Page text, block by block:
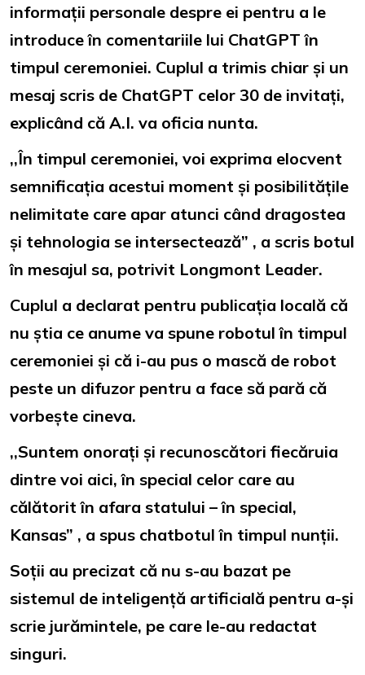
informații personale despre ei pentru a le
introduce în comentariile lui ChatGPT în
timpul ceremoniei. Cuplul a trimis chiar și un
mesaj scris de ChatGPT celor 30 de invitați,
explicând că A.I. va oficia nunta.
,,În timpul ceremoniei, voi exprima elocvent
semnificația acestui moment și posibilitățile
nelimitate care apar atunci când dragostea
și tehnologia se intersectează” , a scris botul
în mesajul sa, potrivit Longmont Leader.
Cuplul a declarat pentru publicația locală că
nu știa ce anume va spune robotul în timpul
ceremoniei și că i-au pus o mască de robot
peste un difuzor pentru a face să pară că
vorbește cineva.
,,Suntem onorați și recunoscători fiecăruia
dintre voi aici, în special celor care au
călătorit în afara statului – în special,
Kansas” , a spus chatbotul în timpul nunții.
Soții au precizat că nu s-au bazat pe
sistemul de inteligență artificială pentru a-și
scrie jurămintele, pe care le-au redactat
singuri.